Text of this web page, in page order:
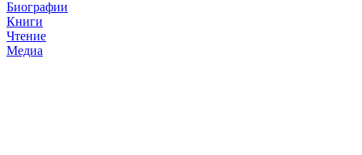
Биографии
Книги
Чтение
Медиа